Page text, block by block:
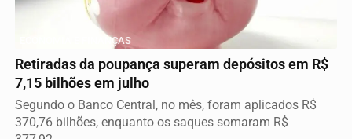
ECONOMIA E FINANÇAS
Retiradas da poupança superam depósitos em R$
7,15 bilhões em julho
Segundo o Banco Central, no mês, foram aplicados R$
370,76 bilhões, enquanto os saques somaram R$